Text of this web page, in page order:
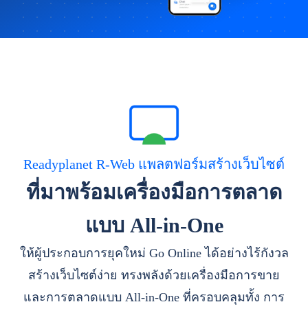
Readyplanet R-Web แพลตฟอร์มสร้างเว็บไซต์
ที่มาพร้อมเครื่องมือการตลาด
แบบ All-in-One
ให้ผู้ประกอบการยุคใหม่ Go Online ได้อย่างไร้กังวล
สร้างเว็บไซต์ง่าย ทรงพลังด้วยเครื่องมือการขาย
และการตลาดแบบ All-in-One ที่ครอบคลุมทั้ง การ